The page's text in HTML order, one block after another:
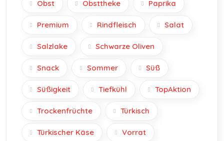
Obst Obsttheke Paprika
Premium Rindfleisch Salat
Salzlake Schwarze Oliven
Snack Sommer Süß
Süßigkeit Tiefkühl TopAktion
Trockenfrüchte Türkisch
Türkischer Käse Vorrat